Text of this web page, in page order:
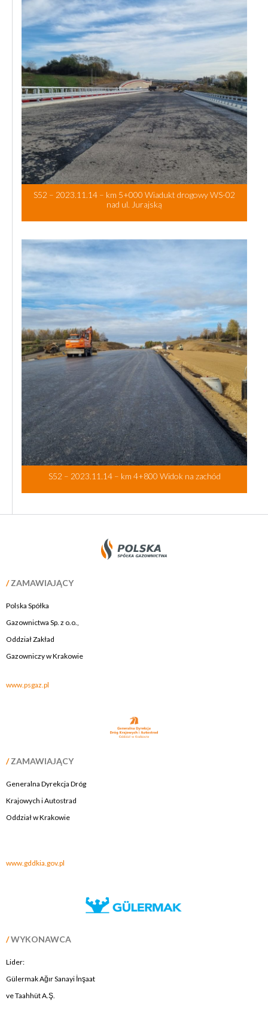
S52 – 2023.11.14 – km 5+000 Wiadukt drogowy WS-02
nad ul. Jurajską
S52 – 2023.11.14 – km 4+800 Widok na zachód
/ZAMAWIAJĄCY
Polska Spółka
Gazownictwa Sp. z o.o.,
Oddział Zakład
Gazowniczy w Krakowie
www.psgaz.pl
/ZAMAWIAJĄCY
Generalna Dyrekcja Dróg
Krajowych i Autostrad
Oddział w Krakowie
www.gddkia.gov.pl
/WYKONAWCA
Lider:
Gülermak Ağır Sanayi İnşaat
ve Taahhüt A.Ş.